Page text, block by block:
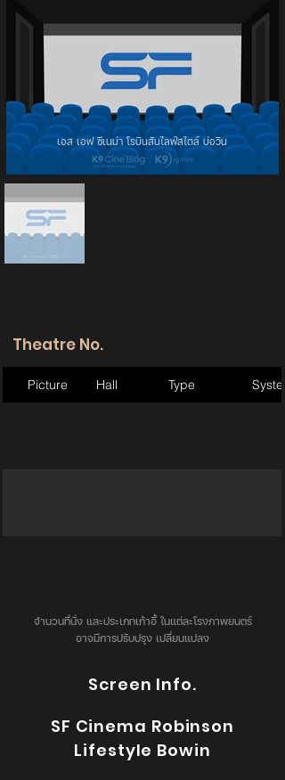
เอส เอฟ ซีเนม่า โรบินสันไลฟ์สไตล์ บ่อวิน
Theatre No.
Picture Hall Type System
จำนวนที่นั่ง และประเภทเก้าอี้ ในแต่ละโรงภาพยนตร์
อาจมีการปรับปรุง เปลี่ยนแปลง
Screen Info.
SF Cinema Robinson
Lifestyle Bowin